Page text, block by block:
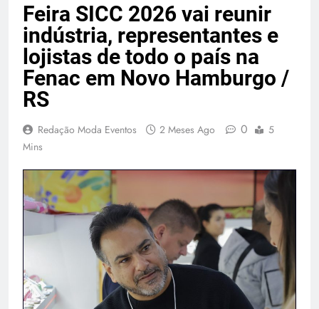
Feira SICC 2026 vai reunir
indústria, representantes e
lojistas de todo o país na
Fenac em Novo Hamburgo /
RS
Redação Moda Eventos 2 Meses Ago 0
5
Mins